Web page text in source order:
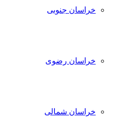
خراسان جنوبی
خراسان رضوی
خراسان شمالی